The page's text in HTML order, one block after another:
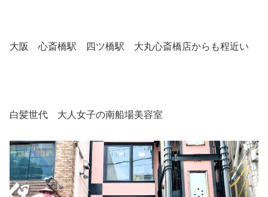
大阪 心斎橋駅 四ツ橋駅 大丸心斎橋店からも程近い
白髪世代 大人女子の南船場美容室